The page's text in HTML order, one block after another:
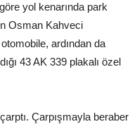
yol kenarında park
Osman Kahveci
ardından da
43 AK 339 plakalı özel
Çarpışmayla beraber